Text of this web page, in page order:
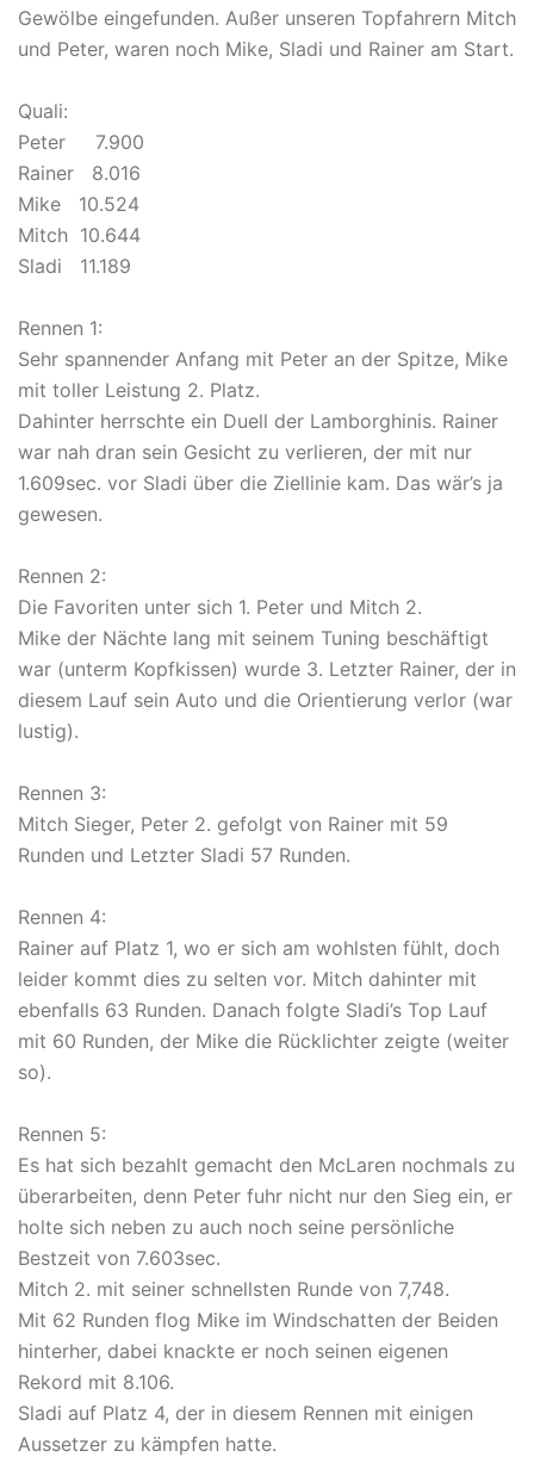
Gewölbe eingefunden. Außer unseren Topfahrern Mitch
und Peter, waren noch Mike, Sladi und Rainer am Start.
Quali:
Peter 7.900
Rainer 8.016
Mike 10.524
Mitch 10.644
Sladi 11.189
Rennen 1:
Sehr spannender Anfang mit Peter an der Spitze, Mike
mit toller Leistung 2. Platz.
Dahinter herrschte ein Duell der Lamborghinis. Rainer
war nah dran sein Gesicht zu verlieren, der mit nur
1.609sec. vor Sladi über die Ziellinie kam. Das wär’s ja
gewesen.
Rennen 2:
Die Favoriten unter sich 1. Peter und Mitch 2.
Mike der Nächte lang mit seinem Tuning beschäftigt
war (unterm Kopfkissen) wurde 3. Letzter Rainer, der in
diesem Lauf sein Auto und die Orientierung verlor (war
lustig).
Rennen 3:
Mitch Sieger, Peter 2. gefolgt von Rainer mit 59
Runden und Letzter Sladi 57 Runden.
Rennen 4:
Rainer auf Platz 1, wo er sich am wohlsten fühlt, doch
leider kommt dies zu selten vor. Mitch dahinter mit
ebenfalls 63 Runden. Danach folgte Sladi’s Top Lauf
mit 60 Runden, der Mike die Rücklichter zeigte (weiter
so).
Rennen 5:
Es hat sich bezahlt gemacht den McLaren nochmals zu
überarbeiten, denn Peter fuhr nicht nur den Sieg ein, er
holte sich neben zu auch noch seine persönliche
Bestzeit von 7.603sec.
Mitch 2. mit seiner schnellsten Runde von 7,748.
Mit 62 Runden flog Mike im Windschatten der Beiden
hinterher, dabei knackte er noch seinen eigenen
Rekord mit 8.106.
Sladi auf Platz 4, der in diesem Rennen mit einigen
Aussetzer zu kämpfen hatte.